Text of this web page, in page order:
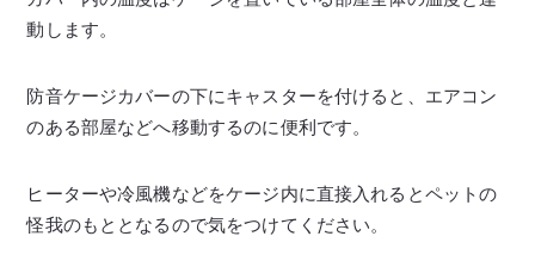
動します。
防音ケージカバーの下にキャスターを付けると、エアコン
のある部屋などへ移動するのに便利です。
ヒーターや冷風機などをケージ内に直接入れるとペットの
怪我のもととなるので気をつけてください。